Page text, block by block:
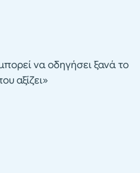
να οδηγήσει ξανά το
αξίζει»